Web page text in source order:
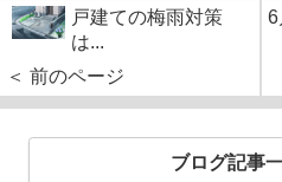
戸建ての梅雨対策
は...
＜ 前のページ
6
ブログ記事